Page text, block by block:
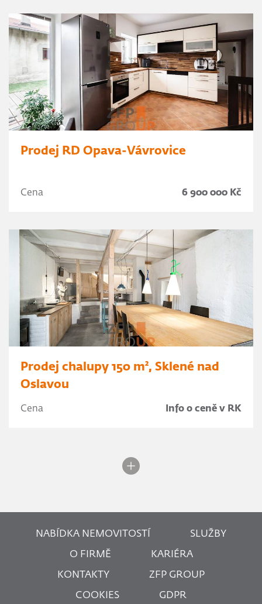
Prodej RD Opava-Vávrovice
Cena 6 900 000 Kč
Prodej chalupy 150 m², Sklené nad
Oslavou
Cena Info o ceně v RK
NABÍDKA NEMOVITOSTÍ SLUŽBY
O FIRMĚ KARIÉRA
KONTAKTY ZFP GROUP
COOKIES GDPR